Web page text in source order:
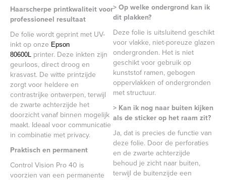
Haarscherpe printkwaliteit voor
professioneel resultaat
De folie wordt geprint met UV-
inkt op onze Epson
80600L printer. Deze inkten zijn
geurloos, direct droog en
krasvast. De witte printzijde
zorgt voor heldere en
contrastrijke ontwerpen, terwijl
de zwarte achterzijde het
doorzicht vanaf binnen mogelijk
maakt. Ideaal voor communicatie
in combinatie met privacy.
Praktisch en permanent
Control Vision Pro 40 is
voorzien van een permanente
> Op welke ondergrond kan ik
dit plakken?
Deze folie is uitsluitend geschikt
voor vlakke, niet-poreuze glazen
ondergronden. Het is niet
geschikt voor gebruik op
kunststof ramen, gebogen
oppervlakken of ondergronden
met structuur.
> Kan ik nog naar buiten kijken
als de sticker op het raam zit?
Ja, dat is precies de functie van
deze folie. Door de perforaties
en de zwarte achterzijde
behoud je zicht naar buiten,
terwijl de buitenzijde een